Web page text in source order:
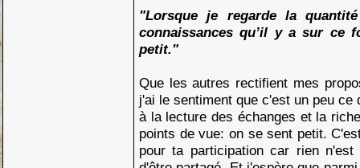
"Lorsque je regarde la
connaissances qu’il y a sur ce
petit."
Que les autres rectifient mes
j'ai le sentiment que c'est un peu ce
à la lecture des échanges et la
points de vue: on se sent petit.
pour ta participation car rien